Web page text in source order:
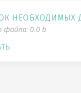
НЕОБХОДИМЫХ
файла: 0.0 b